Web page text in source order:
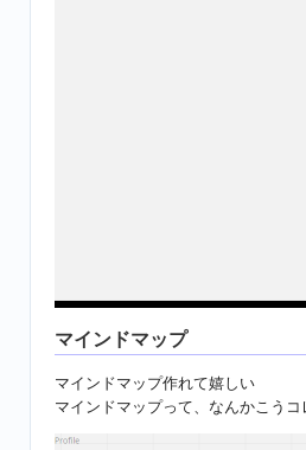
マインドマップ
マインドマップ作れて嬉しい
マインドマップって、なんかこう